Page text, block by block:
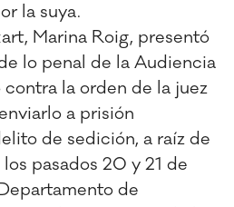
la suya.
Marina Roig, presentó
lo penal de la Audiencia
la orden de la juez
a prisión
de sedición, a raíz de
pasados 20 y 21 de
de